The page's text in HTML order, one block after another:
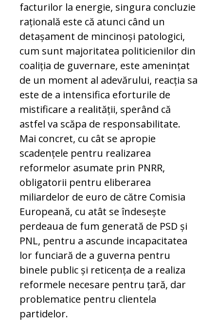
facturilor la energie, singura concluzie
rațională este că atunci când un
detașament de mincinoși patologici,
cum sunt majoritatea politicienilor din
coaliția de guvernare, este amenințat
de un moment al adevărului, reacția sa
este de a intensifica eforturile de
mistificare a realității, sperând că
astfel va scăpa de responsabilitate.
Mai concret, cu cât se apropie
scadențele pentru realizarea
reformelor asumate prin PNRR,
obligatorii pentru eliberarea
miliardelor de euro de către Comisia
Europeană, cu atât se îndesește
perdeaua de fum generată de PSD și
PNL, pentru a ascunde incapacitatea
lor funciară de a guverna pentru
binele public și reticența de a realiza
reformele necesare pentru țară, dar
problematice pentru clientela
partidelor.